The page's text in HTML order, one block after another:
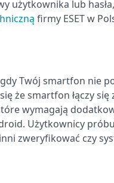
użytkownika lub
firmy ESET w
Twój smartfon nie
że smartfon łączy
wymagają
Użytkownicy
zweryfikować czy